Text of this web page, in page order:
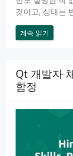
것이고, 상대는
계속 읽기
Qt 개발자
함정